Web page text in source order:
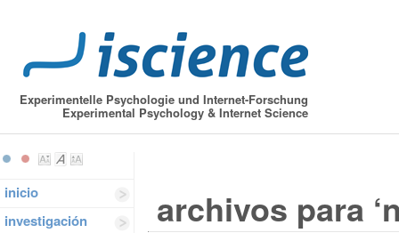
Experimentelle Psychologie und Internet-Forschung
Experimental Psychology & Internet Science
inicio
investigación
archivos para